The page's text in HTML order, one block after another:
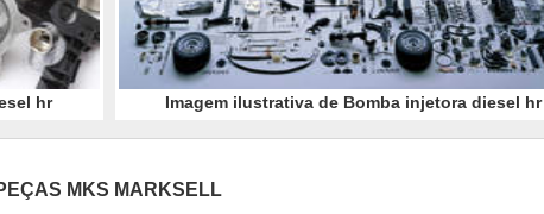
hr Imagem ilustrativa de Bomba injetora diesel hr
MKS MARKSELL